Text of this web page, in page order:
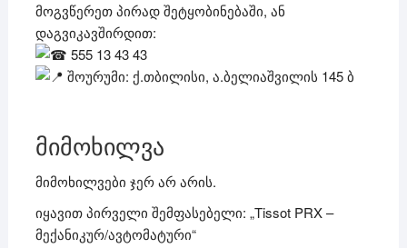
მოგვწერეთ პირად შეტყობინებაში, ან
დაგვიკავშირდით:
555 13 43 43
შოურუმი: ქ.თბილისი, ა.ბელიაშვილის 145 ბ
მიმოხილვა
მიმოხილვები ჯერ არ არის.
იყავით პირველი შემფასებელი: „Tissot PRX –
მექანიკურ/ავტომატური“